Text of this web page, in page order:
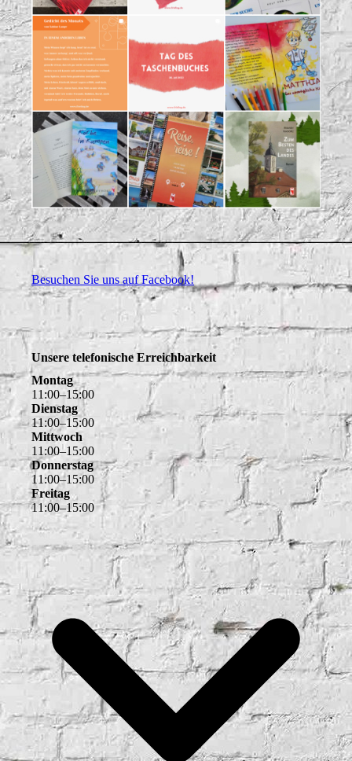
Besuchen Sie uns auf Facebook!
Unsere telefonische Erreichbarkeit
Montag
11:00–15:00
Dienstag
11:00–15:00
Mittwoch
11:00–15:00
Donnerstag
11:00–15:00
Freitag
11:00–15:00